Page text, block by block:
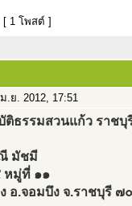
[ 1 โพสต์ ]
.ย. 2012, 17:51
ติธรรมสวนแก้ว ราชบุ
มัชมี
หมู่ที่ ๑๑
อ.จอมบึง จ.ราชบุรี ๗